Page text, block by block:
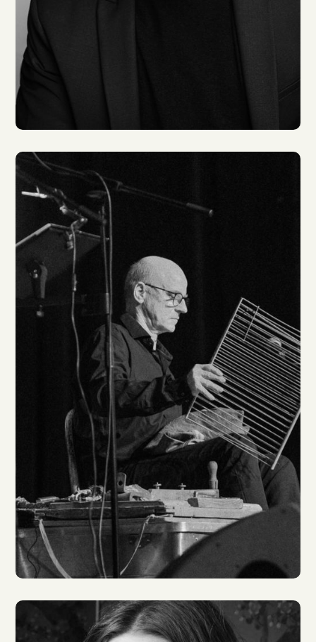
Johannes Klaußner
Jörg Klinkenberg